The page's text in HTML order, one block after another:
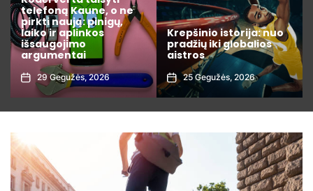
Krepšinio istorija: nuo
pradžių iki globalios
aistros
25 Gegužės, 2026
varžybų statistiką kaip
profesionalas: 7
rodikliai, kuriuos
privalote žinoti prieš
dedant lažybas
1 Rugpjūčio, 2026